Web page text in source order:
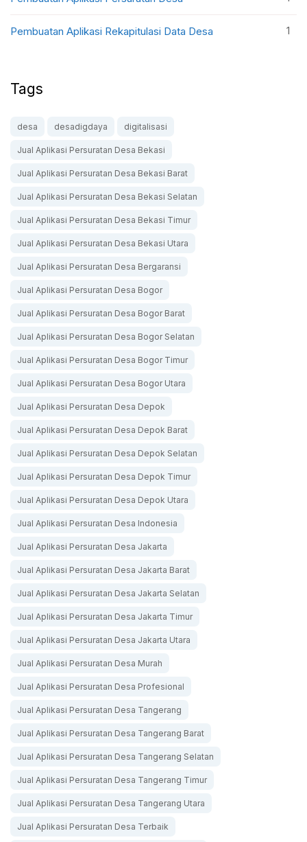
Pembuatan Aplikasi Rekapitulasi Data Desa 1
Tags
desa desadigdaya digitalisasi
Jual Aplikasi Persuratan Desa Bekasi
Jual Aplikasi Persuratan Desa Bekasi Barat
Jual Aplikasi Persuratan Desa Bekasi Selatan
Jual Aplikasi Persuratan Desa Bekasi Timur
Jual Aplikasi Persuratan Desa Bekasi Utara
Jual Aplikasi Persuratan Desa Bergaransi
Jual Aplikasi Persuratan Desa Bogor
Jual Aplikasi Persuratan Desa Bogor Barat
Jual Aplikasi Persuratan Desa Bogor Selatan
Jual Aplikasi Persuratan Desa Bogor Timur
Jual Aplikasi Persuratan Desa Bogor Utara
Jual Aplikasi Persuratan Desa Depok
Jual Aplikasi Persuratan Desa Depok Barat
Jual Aplikasi Persuratan Desa Depok Selatan
Jual Aplikasi Persuratan Desa Depok Timur
Jual Aplikasi Persuratan Desa Depok Utara
Jual Aplikasi Persuratan Desa Indonesia
Jual Aplikasi Persuratan Desa Jakarta
Jual Aplikasi Persuratan Desa Jakarta Barat
Jual Aplikasi Persuratan Desa Jakarta Selatan
Jual Aplikasi Persuratan Desa Jakarta Timur
Jual Aplikasi Persuratan Desa Jakarta Utara
Jual Aplikasi Persuratan Desa Murah
Jual Aplikasi Persuratan Desa Profesional
Jual Aplikasi Persuratan Desa Tangerang
Jual Aplikasi Persuratan Desa Tangerang Barat
Jual Aplikasi Persuratan Desa Tangerang Selatan
Jual Aplikasi Persuratan Desa Tangerang Timur
Jual Aplikasi Persuratan Desa Tangerang Utara
Jual Aplikasi Persuratan Desa Terbaik